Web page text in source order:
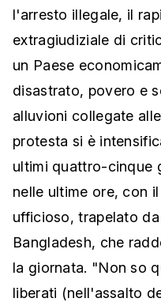
l'arresto illegale, il
extragiudiziale di
un Paese
disastrato, povero e
alluvioni collegate
protesta si è
ultimi quattro-cinque
nelle ultime ore, con
ufficioso, trapelato
Bangladesh, che
la giornata. "Non so
liberati (nell'assalto